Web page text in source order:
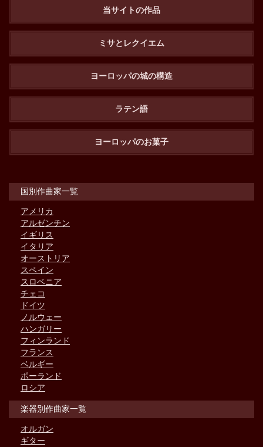
当サイトの作品
ミサとレクイエム
ヨーロッパの城の構造
ラテン語
ヨーロッパのお菓子
国別作曲家一覧
アメリカ
アルゼンチン
イギリス
イタリア
オーストリア
スペイン
スロベニア
チェコ
ドイツ
ノルウェー
ハンガリー
フィンランド
フランス
ベルギー
ポーランド
ロシア
楽器別作曲家一覧
オルガン
ギター